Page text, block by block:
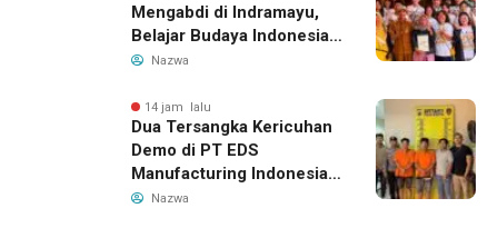
Mengabdi di Indramayu,
Belajar Budaya Indonesia
dan Edukasi Pekerja
Nazwa
14 jam lalu
Dua Tersangka Kericuhan
Demo di PT EDS
Manufacturing Indonesia
Ditahan, Polda Banten
Nazwa